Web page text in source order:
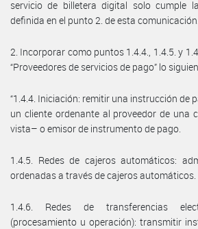
servicio de billetera digital solo cumple
definida en el punto 2. de esta comunicación.
2. Incorporar como puntos 1.4.4., 1.4.5. y
“Proveedores de servicios de pago” lo
“1.4.4. Iniciación: remitir una instrucción de
un cliente ordenante al proveedor de una
vista– o emisor de instrumento de pago.
1.4.5. Redes de cajeros automáticos:
ordenadas a través de cajeros automáticos.
1.4.6. Redes de transferencias
(procesamiento u operación): transmitir